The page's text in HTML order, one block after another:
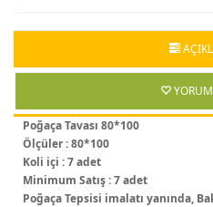
Poğaça Tavası 80*100
Ölçüler : 80*100
Koli içi : 7 adet
Minimum Satış : 7 adet
Poğaça Tepsisi imalatı yanında,